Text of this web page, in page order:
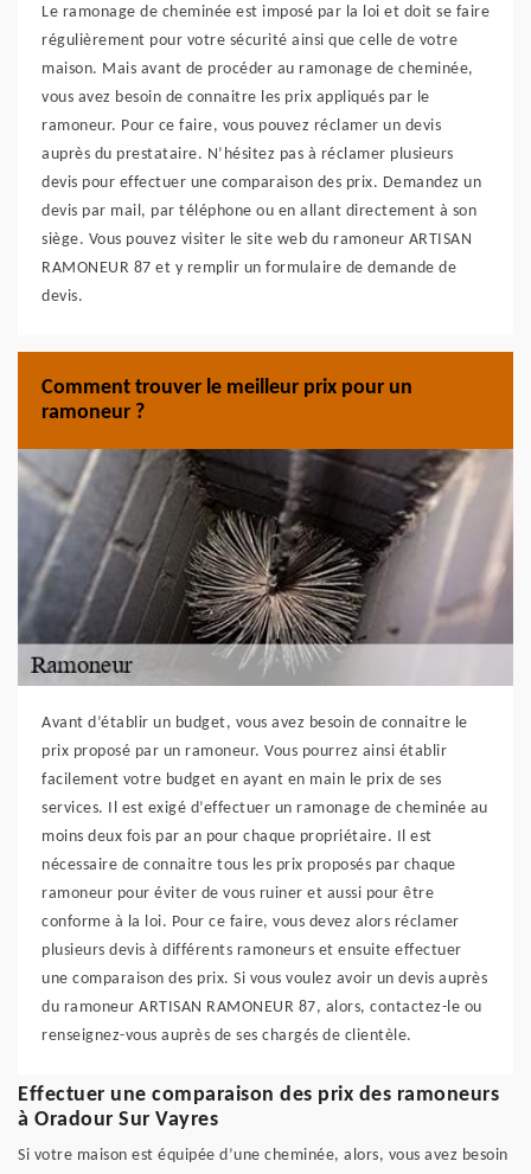
Le ramonage de cheminée est imposé par la loi et doit se faire
régulièrement pour votre sécurité ainsi que celle de votre
maison. Mais avant de procéder au ramonage de cheminée,
vous avez besoin de connaitre les prix appliqués par le
ramoneur. Pour ce faire, vous pouvez réclamer un devis
auprès du prestataire. N’hésitez pas à réclamer plusieurs
devis pour effectuer une comparaison des prix. Demandez un
devis par mail, par téléphone ou en allant directement à son
siège. Vous pouvez visiter le site web du ramoneur ARTISAN
RAMONEUR 87 et y remplir un formulaire de demande de
devis.
Comment trouver le meilleur prix pour un
ramoneur ?
Avant d’établir un budget, vous avez besoin de connaitre le
prix proposé par un ramoneur. Vous pourrez ainsi établir
facilement votre budget en ayant en main le prix de ses
services. Il est exigé d’effectuer un ramonage de cheminée au
moins deux fois par an pour chaque propriétaire. Il est
nécessaire de connaitre tous les prix proposés par chaque
ramoneur pour éviter de vous ruiner et aussi pour être
conforme à la loi. Pour ce faire, vous devez alors réclamer
plusieurs devis à différents ramoneurs et ensuite effectuer
une comparaison des prix. Si vous voulez avoir un devis auprès
du ramoneur ARTISAN RAMONEUR 87, alors, contactez-le ou
renseignez-vous auprès de ses chargés de clientèle.
Effectuer une comparaison des prix des ramoneurs
à Oradour Sur Vayres
Si votre maison est équipée d’une cheminée, alors, vous avez besoin